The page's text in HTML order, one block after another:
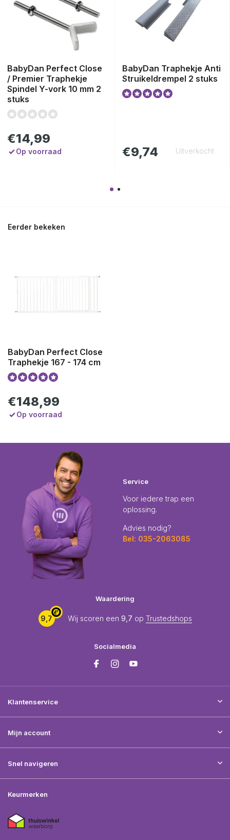
BabyDan Perfect Close
/ Premier Traphekje
Spindel Y-vork 10 mm 2
stuks
€14,99
Op voorraad
BabyDan Traphekje Anti
Struikeldrempel 2 stuks
€9,74 Uitverkocht
Eerder bekeken
BabyDan Perfect Close
Traphekje 167 - 174 cm
€148,99
Op voorraad
Service
Voor iedere trap een
oplossing.
Advies nodig?
Bel: 035-2063085
Waardering
9,7 Wij scoren een 9,7 op Trustedshops
Socialmedia
Klantenservice
Mijn account
Snel navigeren
Keurmerken